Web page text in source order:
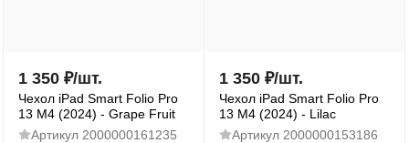
1 350 ₽/шт.
Чехол iPad Smart Folio Pro
13 M4 (2024) - Grape Fruit
Артикул 2000000161235
1 350 ₽/шт.
Чехол iPad Smart Folio Pro
13 M4 (2024) - Lilac
Артикул 2000000153186